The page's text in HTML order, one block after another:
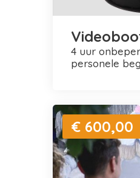
4 uur onbeperkt video's maken +
personele
€ 600,00